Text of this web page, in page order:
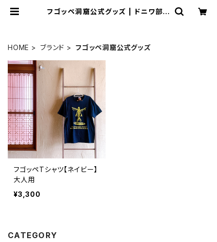
フゴッペ洞窟公式グッズ | ドニワ部オ
HOME ブランド フゴッペ洞窟公式グッズ
フゴッペTシャツ【ネイビー】
大人用
¥3,300
CATEGORY